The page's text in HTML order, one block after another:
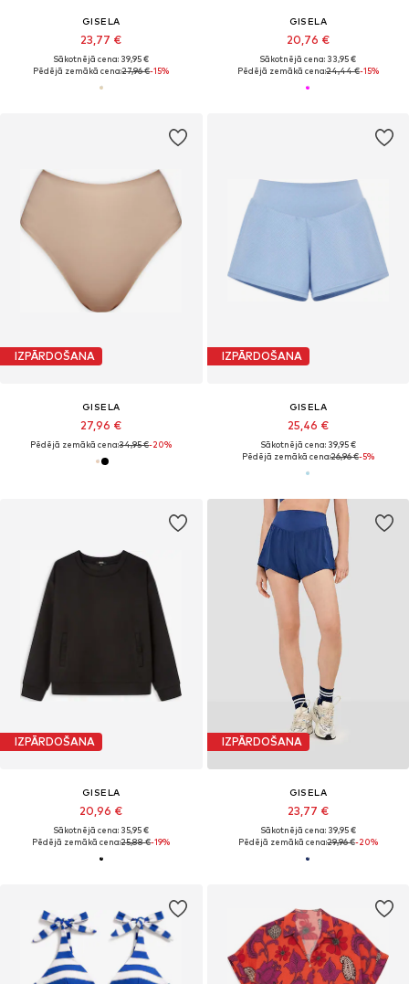
GISELA
23,77 €
Sākotnējā cena: 39,95 €
Pēdējā zemākā cena:27,96 €-15%
GISELA
20,76 €
Sākotnējā cena: 33,95 €
Pēdējā zemākā cena:24,44 €-15%
IZPĀRDOŠANA
GISELA
27,96 €
Pēdējā zemākā cena:34,95 €-20%
IZPĀRDOŠANA
GISELA
25,46 €
Sākotnējā cena: 39,95 €
Pēdējā zemākā cena:26,96 €-5%
IZPĀRDOŠANA
GISELA
20,96 €
Sākotnējā cena: 35,95 €
Pēdējā zemākā cena:25,88 €-19%
IZPĀRDOŠANA
GISELA
23,77 €
Sākotnējā cena: 39,95 €
Pēdējā zemākā cena:29,96 €-20%